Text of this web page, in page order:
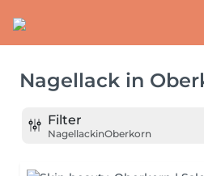
Nagellack in
Filter
NagellackinOberkorn